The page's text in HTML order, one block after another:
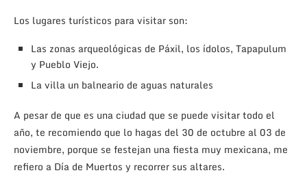
Los lugares turísticos para visitar son:
Las zonas arqueológicas de Páxil, los ídolos, Tapapulum
y Pueblo Viejo.
La villa un balneario de aguas naturales
A pesar de que es una ciudad que se puede visitar todo el
año, te recomiendo que lo hagas del 30 de octubre al 03 de
noviembre, porque se festejan una fiesta muy mexicana, me
refiero a Día de Muertos y recorrer sus altares.